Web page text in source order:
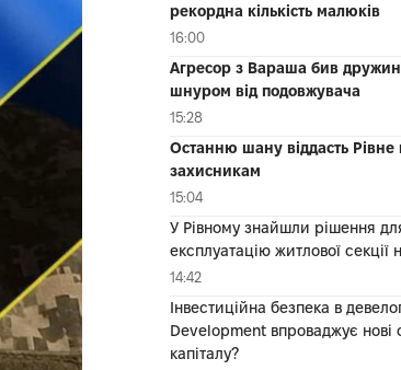
рекордна кількість малюків
16:00
Агресор з Вараша бив
шнуром від подовжувача
15:28
Останню шану віддасть
захисникам
15:04
У Рівному знайшли рішення
експлуатацію житлової секції
14:42
Інвестиційна безпека в
Development впроваджує нові
капіталу?